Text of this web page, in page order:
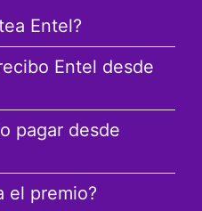
Entel?
Entel desde
pagar desde
el premio?